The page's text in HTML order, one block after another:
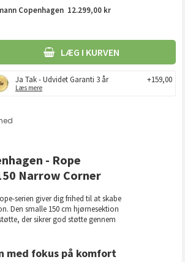
Copenhagen 12.299,00 kr
LÆG I KURVEN
Ja Tak - Udvidet Garanti 3 år
Læs mere
+159,00
- Rope
Narrow Corner
serien giver dig frihed til at skabe
Den smalle 150 cm hjørnesektion
der sikrer god støtte gennem
med fokus på komfort